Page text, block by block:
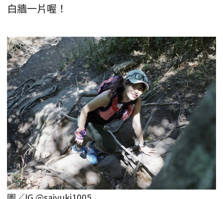
白牆一片喔！